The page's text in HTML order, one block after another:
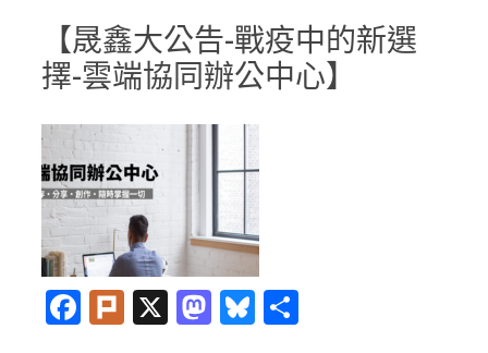
【晟鑫大公告-戰疫中的新選
擇-雲端協同辦公中心】
Fa
Pl
X
M
Bl